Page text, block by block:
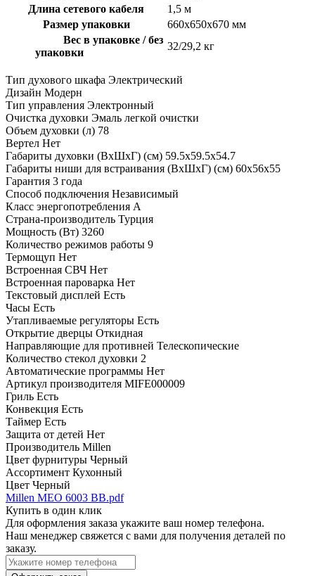
Длина сетевого кабеля
1,5 м
Размер упаковки
660х650х670 мм
Вес в упаковке / без
упаковки
32/29,2 кг
Тип духового шкафа Электрический
Дизайн Модерн
Тип управления Электронный
Очистка духовки Эмаль легкой очистки
Объем духовки (л) 78
Вертел Нет
Габариты духовки (ВхШхГ) (см) 59.5х59.5х54.7
Габариты ниши для встраивания (ВхШхГ) (см) 60х56х55
Гарантия 3 года
Способ подключения Независимый
Класс энергопотребления A
Страна-производитель Турция
Мощность (Вт) 3260
Количество режимов работы 9
Термощуп Нет
Встроенная СВЧ Нет
Встроенная пароварка Нет
Текстовый дисплей Есть
Часы Есть
Утапливаемые регуляторы Есть
Открытие дверцы Откидная
Направляющие для противней Телескопические
Количество стекол духовки 2
Автоматические программы Нет
Артикул производителя MIFE000009
Гриль Есть
Конвекция Есть
Таймер Есть
Защита от детей Нет
Производитель Millen
Цвет фурнитуры Черный
Ассортимент Кухонный
Цвет Черный
Millen MEO 6003 BB.pdf
Купить в один клик
Для оформления заказа укажите ваш номер телефона.
Наш менеджер свяжется с вами для получения деталей по
заказу.